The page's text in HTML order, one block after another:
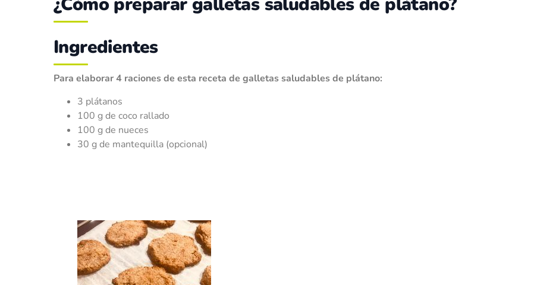
Ingredientes
Para elaborar 4 raciones de esta receta de galletas saludables de plátano:
3 plátanos
100 g de coco rallado
100 g de nueces
30 g de mantequilla (opcional)